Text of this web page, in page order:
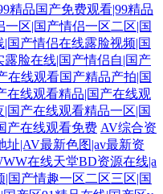
精品国产免费观看|99精品
一区|国产情侣一区二区|国
国产情侣在线露脸视频|国
脸在线|国产情侣自|国产
在线观看国产精品产拍|国
在线观看精品|国产在线观
国产在线观看精品一区|国
产在线观看免费 AV综合资
址|AV最新色图|av最新资
在线天堂BD资源在线|a
|国产情趣一区二区三区|国